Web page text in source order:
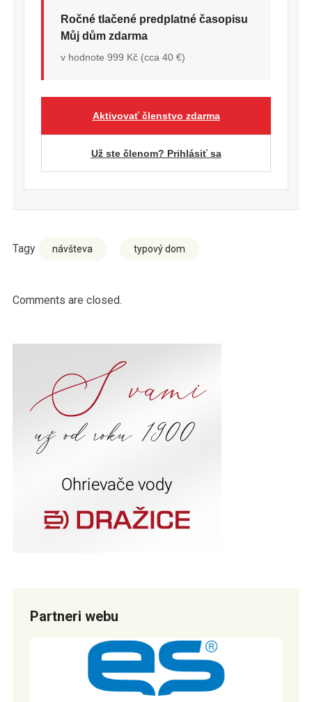
Ročné tlačené predplatné časopisu
Můj dům zdarma
v hodnote 999 Kč (cca 40 €)
Aktivovať členstvo zdarma
Už ste členom? Prihlásiť sa
Tagy návšteva typový dom
Comments are closed.
Partneri webu